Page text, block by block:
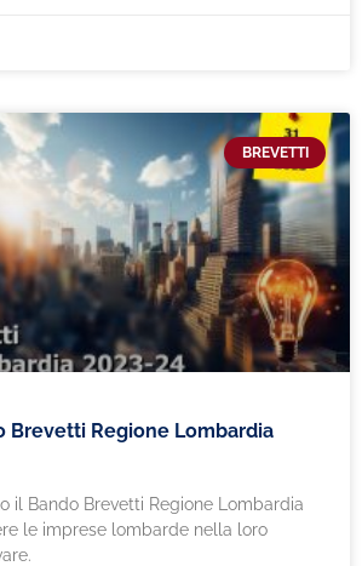
BREVETTI
Brevetti Regione Lombardia
il Bando Brevetti Regione Lombardia
le imprese lombarde nella loro